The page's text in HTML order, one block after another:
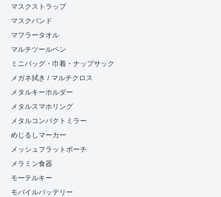
マスクストラップ
マスクバンド
マフラータオル
マルチツールペン
ミニバッグ・巾着・ナップサック
メガネ拭き / マルチクロス
メタルキーホルダー
メタルスマホリング
メタルコンパクトミラー
めじるしマーカー
メッシュフラットポーチ
メラミン食器
モーテルキー
モバイルバッテリー